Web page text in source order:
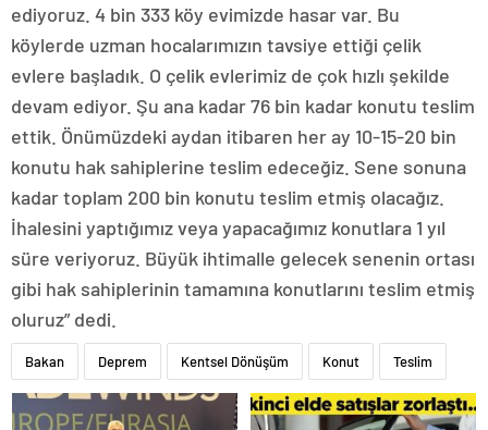
ediyoruz. 4 bin 333 köy evimizde hasar var. Bu
köylerde uzman hocalarımızın tavsiye ettiği çelik
evlere başladık. O çelik evlerimiz de çok hızlı şekilde
devam ediyor. Şu ana kadar 76 bin kadar konutu teslim
ettik. Önümüzdeki aydan itibaren her ay 10-15-20 bin
konutu hak sahiplerine teslim edeceğiz. Sene sonuna
kadar toplam 200 bin konutu teslim etmiş olacağız.
İhalesini yaptığımız veya yapacağımız konutlara 1 yıl
süre veriyoruz. Büyük ihtimalle gelecek senenin ortası
gibi hak sahiplerinin tamamına konutlarını teslim etmiş
oluruz” dedi.
Bakan Deprem Kentsel Dönüşüm Konut Teslim